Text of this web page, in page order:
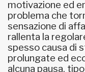
motivazione ed
problema che
sensazione di
rallenta la
spesso causa di
prolungate ed
alcuna pausa,